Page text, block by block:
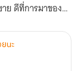
อง
นะ